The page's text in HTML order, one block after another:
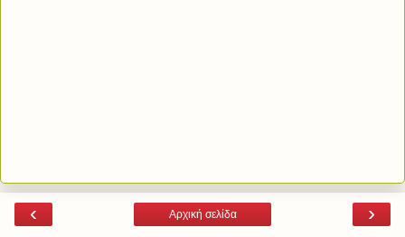
‹ ›
Αρχική σελίδα